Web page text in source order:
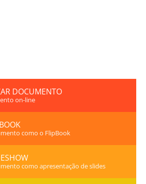
DOCUMENTO
on-line
como o FlipBook
como apresentação de slides